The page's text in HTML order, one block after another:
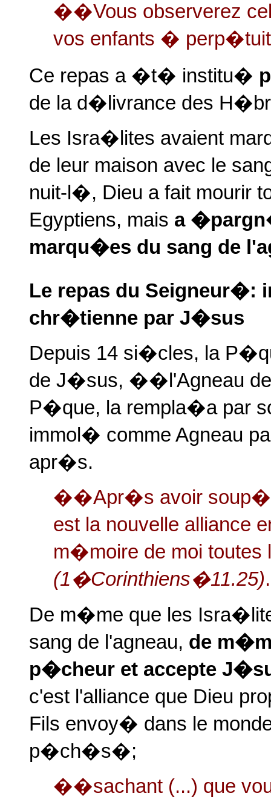
��Vous observerez
vos enfants �
Ce repas a �t� institu�
de la d�livrance des
Les Isra�lites avaient
de leur maison avec le
nuit-l�, Dieu a fait mourir
Egyptiens, mais a
marqu�es du sang de
Le repas du Seigneur�:
chr�tienne par J�sus
Depuis 14 si�cles, la
de J�sus, ��l'Agneau
P�que, la rempla�a par
immol� comme Agneau
apr�s.
��Apr�s avoir soup�,
est la nouvelle alliance
m�moire de moi
(1�Corinthiens�11.25).
De m�me que les
sang de l'agneau, de
p�cheur et accepte
c'est l'alliance que Dieu
Fils envoy� dans le
p�ch�s�;
��sachant (...) que